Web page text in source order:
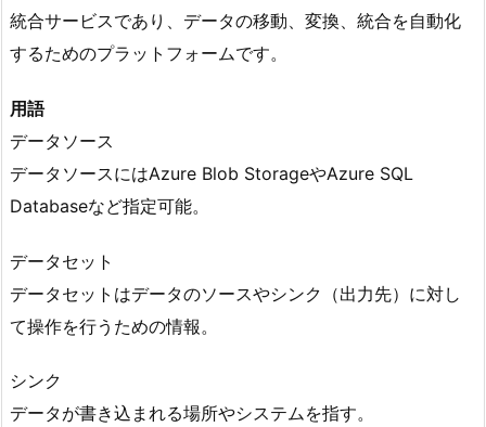
統合サービスであり、データの移動、変換、統合を自動化
するためのプラットフォームです。
用語
データソース
データソースにはAzure Blob StorageやAzure SQL
Databaseなど指定可能。
データセット
データセットはデータのソースやシンク（出力先）に対し
て操作を行うための情報。
シンク
データが書き込まれる場所やシステムを指す。